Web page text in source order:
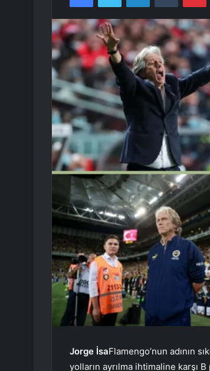
Jorge İsaFlamengo’nun adının
yolların ayrılma ihtimaline karşı B